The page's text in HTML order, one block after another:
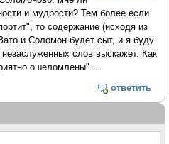
и мудрости? Тем более если
то содержание (исходя из
и Соломон будет сыт, и я буду
слов выскажет. Как
ошеломлены"...
ответить